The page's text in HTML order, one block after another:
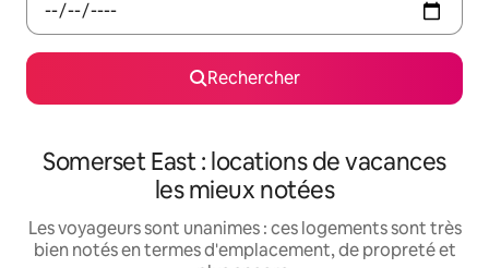
Rechercher
Somerset East : locations de vacances
les mieux notées
Les voyageurs sont unanimes : ces logements sont très
bien notés en termes d'emplacement, de propreté et